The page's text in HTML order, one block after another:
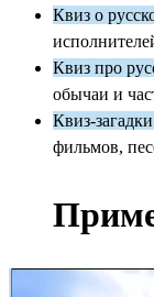
Квиз о
Квиз про
обычаи и
Квиз-
фильмов,